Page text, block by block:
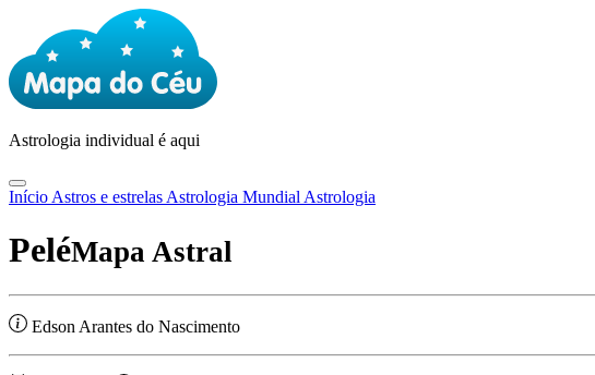
Astrologia individual é aqui
Início Astros e estrelas Astrologia Mundial Astrologia
PeléMapa Astral
Edson Arantes do Nascimento